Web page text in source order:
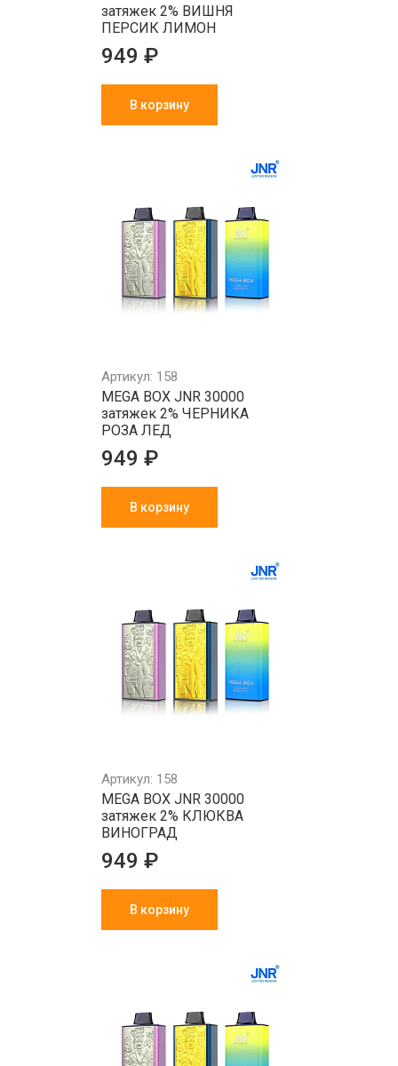
затяжек 2% ВИШНЯ
ПЕРСИК ЛИМОН
949 ₽
В корзину
Артикул: 158
MEGA BOX JNR 30000
затяжек 2% ЧЕРНИКА
РОЗА ЛЕД
949 ₽
В корзину
Артикул: 158
MEGA BOX JNR 30000
затяжек 2% КЛЮКВА
ВИНОГРАД
949 ₽
В корзину